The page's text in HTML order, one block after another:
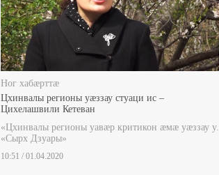
Ног хабæрттæ
Цхинвалы регионы уæззау стуаци ис –
Цихелашвили Кетеван
«Цхинвалы регионы уавæр критикон æмæ уæззау у.
«Сырх Дзуары»
10:51 / 01.04.2020